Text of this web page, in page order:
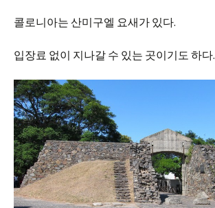
콜로니아는 산미구엘 요새가 있다.
입장료 없이 지나갈 수 있는 곳이기도 하다.